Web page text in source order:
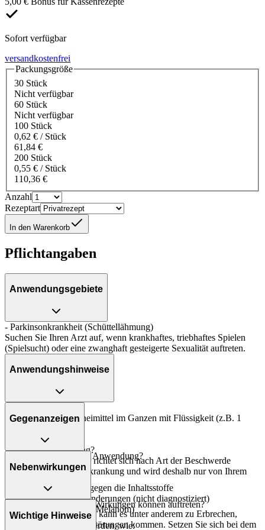
Sofort verfügbar
versandkostenfrei
Packungsgröße
30 Stück
Nicht verfügbar
60 Stück
Nicht verfügbar
100 Stück
0,62 € / Stück
61,84 €
200 Stück
0,55 € / Stück
110,36 €
Anzahl
Rezeptart
In den Warenkorb
Pflichtangaben
Anwendungsgebiete
- Parkinsonkrankheit (Schüttellähmung)
Suchen Sie Ihren Arzt auf, wenn krankhaftes, triebhaftes Spielen
(Spielsucht) oder eine zwanghaft gesteigerte Sexualität auftreten.
Anwendungshinweise
Art der Anwendung?
Nehmen Sie das Arzneimittel im Ganzen mit Flüssigkeit (z.B. 1
Dauer der Anwendung?
Die Anwendungsdauer richtet sich nach Art der Beschwerde
und/oder Dauer der Erkrankung und wird deshalb nur von Ihrem
Überdosierung?
Bei einer Überdosierung kann es unter anderem zu Erbrechen,
Verwirrtheit und Schlafstörungen kommen. Setzen Sie sich bei dem
Gegenanzeigen
Was spricht gegen eine Anwendung?
- Überempfindlichkeit gegen die Inhaltsstoffe
- Verdächtige Hautveränderungen (nicht diagnostiziert)
- Schwarzer Hautkrebs (Melanom)
- Engwinkelglaukom
Nebenwirkungen
Welche unerwünschten Wirkungen können auftreten?
- Magen-Darm-Beschwerden, wie:
Wichtige Hinweise